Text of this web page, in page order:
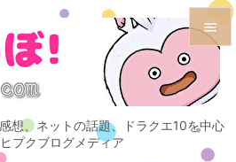
想、ネットの話題、ドラクエ10を中心
プクブログメディア

メニュ

サイド
